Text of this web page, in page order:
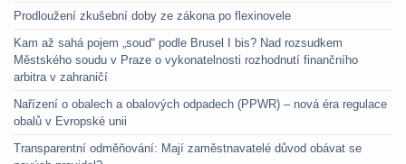
Prodloužení zkušební doby ze zákona po flexinovele
Kam až sahá pojem „soud“ podle Brusel I bis? Nad rozsudkem
Městského soudu v Praze o vykonatelnosti rozhodnutí finančního
arbitra v zahraničí
Nařízení o obalech a obalových odpadech (PPWR) – nová éra regulace
obalů v Evropské unii
Transparentní odměňování: Mají zaměstnavatelé důvod obávat se